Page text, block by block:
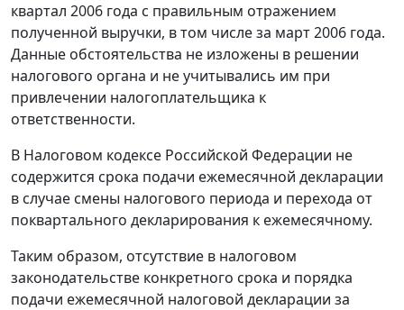
квартал 2006 года с правильным отражением
полученной выручки, в том числе за март 2006 года.
Данные обстоятельства не изложены в решении
налогового органа и не учитывались им при
привлечении налогоплательщика к
ответственности.
В Налоговом кодексе Российской Федерации не
содержится срока подачи ежемесячной декларации
в случае смены налогового периода и перехода от
поквартального декларирования к ежемесячному.
Таким образом, отсутствие в налоговом
законодательстве конкретного срока и порядка
подачи ежемесячной налоговой декларации за